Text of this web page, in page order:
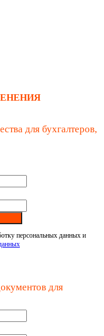
для бухгалтеров,
персональных данных и
для